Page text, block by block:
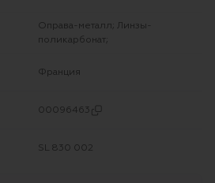
Оправа-металл; Линзы-
поликарбонат;
Франция
00096463
SL 830 002